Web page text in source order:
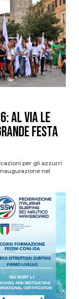
al via le
festa
per gli azzurri
nel